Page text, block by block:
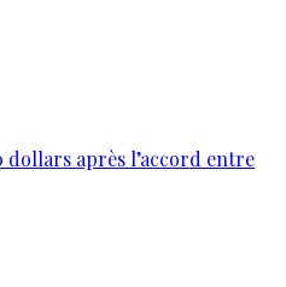
dollars après l’accord entre